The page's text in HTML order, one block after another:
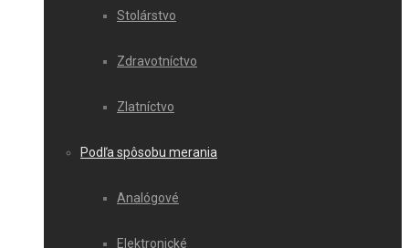
Stolárstvo
Zdravotníctvo
Zlatníctvo
Podľa spôsobu merania
Analógové
Elektronické